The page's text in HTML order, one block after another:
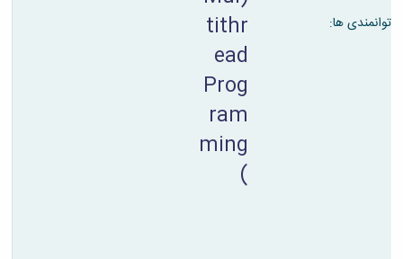
توانمندی ها:
tithr
ead
Prog
ram
ming
)